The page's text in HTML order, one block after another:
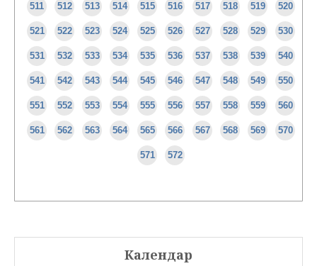
511 512 513 514 515 516 517 518 519 520
521 522 523 524 525 526 527 528 529 530
531 532 533 534 535 536 537 538 539 540
541 542 543 544 545 546 547 548 549 550
551 552 553 554 555 556 557 558 559 560
561 562 563 564 565 566 567 568 569 570
571 572
Календар